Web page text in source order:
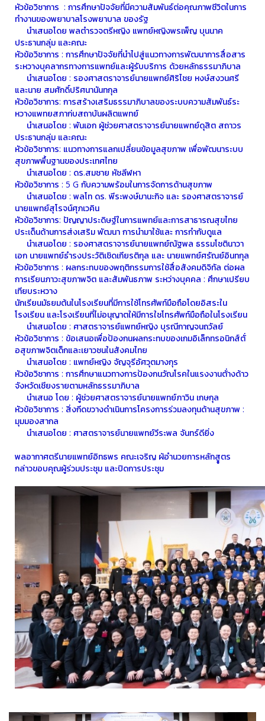
หัวข้อวิชาการ : การศึกษาปัจจัยที่มีความสัมพันธ์ต่อคุณภาพชีวิตในการ
ทํางานของพยาบาลโรงพยาบาล ของรัฐ
นําเสนอโดย พลตํารวจตรีหญิง แพทย์หญิงพรเพ็ญ บุนนาค
ประธานกลุ่ม และคณะ
หัวข้อวิชาการ : การศึกษาปัจจัยที่นําไปสู่แนวทางการพัฒนาการสื่อสาร
ระหวางบุคลากรทางการแพทย์และผู้รับบริการ ด้วยหลักธรรมาภิบาล
นําเสนอโดย : รองศาสตราจารย์นายแพทย์ศิริไชย หงษ์สงวนศรี
และนาย สมศักดิ์ปริศนานันทกุล
หัวข้อวิชาการ: การสร้างเสริมธรรมาภิบาลของระบบความสัมพันธ์ระ
หวางแพทยสภาก่บสถาบันผลิตแพทย์
นําเสนอโดย : พันเอก ผู้ช่วยศาสตราจารย์นายแพทย์ดุสิต สถาวร
ประธานกลุ่ม และคณะ
หัวข้อวิชาการ: แนวทางการแลกเปลี่ยนข้อมูลสุขภาพ เพื่อพัฒนาระบบ
สุขภาพพื้นฐานของประเทศไทย
นําเสนอโดย : ดร.สมชาย หัชลีฬหา
หัวข้อวิชาการ : 5 G กับความพร้อมในการจัดการด้านสุขภาพ
นําเสนอโดย : พลโท ดร. พีระพงษ์มานะกิจ และ รองศาสตราจารย์
นายแพทย์สุโรจน์ศุภเวคิน
หัวข้อวิชาการ: ปัญญาประดิษฐ์ในการแพทย์และการสาธารณสุขไทย
ประเด็นด้านการส่งเสริม พัฒนา การนํามาใช้และ การกำกับดูแล
นําเสนอโดย : รองศาสตราจารย์นายแพทย์ณัฐพล ธรรมโชตินาวา
เอก นายแพทย์ธํารงประวัติเชิดเกียรติกุล และ นายแพทย์ศรัณย์อินทกุล
หัวข้อวิชาการ : ผลกระทบของพฤติกรรมการใช้สื่อสังคมดิจิทัล ต่อผล
การเรียนภาวะสุขภาพจิต และสัมพันธภาพ ระหว่างบุคคล : ศึกษาเปรียบ
เทียบระหวาง
นักเรียนมัธยมต้นในโรงเรียนที่มีการใช้โทรศัพท์มือถือโดยอิสระใน
โรงเรียน และโรงเรียนที่ไม่อนุญาตให้มีการใชโทรศัพท์มือถือในโรงเรียน
นําเสนอโดย : ศาสตราจารย์แพทย์หญิง บุรณีกาญจนถวัลย์
หัวข้อวิชาการ : ข้อเสนอเพื่อป้องกนผลกระทบของเกมอิเล็กทรอนิกส์ตั่
อสุขภาพจิตเด็กและเยาวชนในสังคมไทย
นําเสนอโดย : แพทย์หญิง จัญจุรีอัศวุตมางกุร
หัวข้อวิชาการ : การศึกษาแนวทางการป้องกนวัณโรคในแรงงานตั่างด้าว
จังหวัดเชียงรายตามหลักธรรมาภิบาล
นําเสนอ โดย : ผู้ช่วยศาสตราจารย์นายแพทย์ภาวิน เกษกุล
หัวข้อวิชาการ : สิ่งกีดขวางดําเนินการโครงการร่วมลงทุนด้านสุขภาพ :
มุมมองสากล
นําเสนอโดย : ศาสตราจารย์นายแพทย์วีระพล จันทร์ดียิ่ง
พลอากาศตรีนายแพทย์อิทธพร คณะเจริญ ผ้อํานวยการหลักสููตร
กล่าวขอบคุณผู้ร่วมประชุม และปิดการประชุม